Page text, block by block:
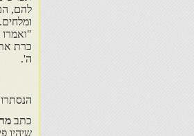
להם,
כרת
ה'.
כתב
שיהיו